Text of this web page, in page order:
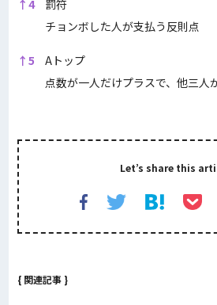
↑ 4
罰符
チョンボした人が支払う反則点
↑ 5
Aトップ
点数が一人だけプラスで、他三人
Let’s share this
{ 関連記事 }